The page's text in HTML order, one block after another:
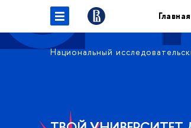
Главная
Национальный